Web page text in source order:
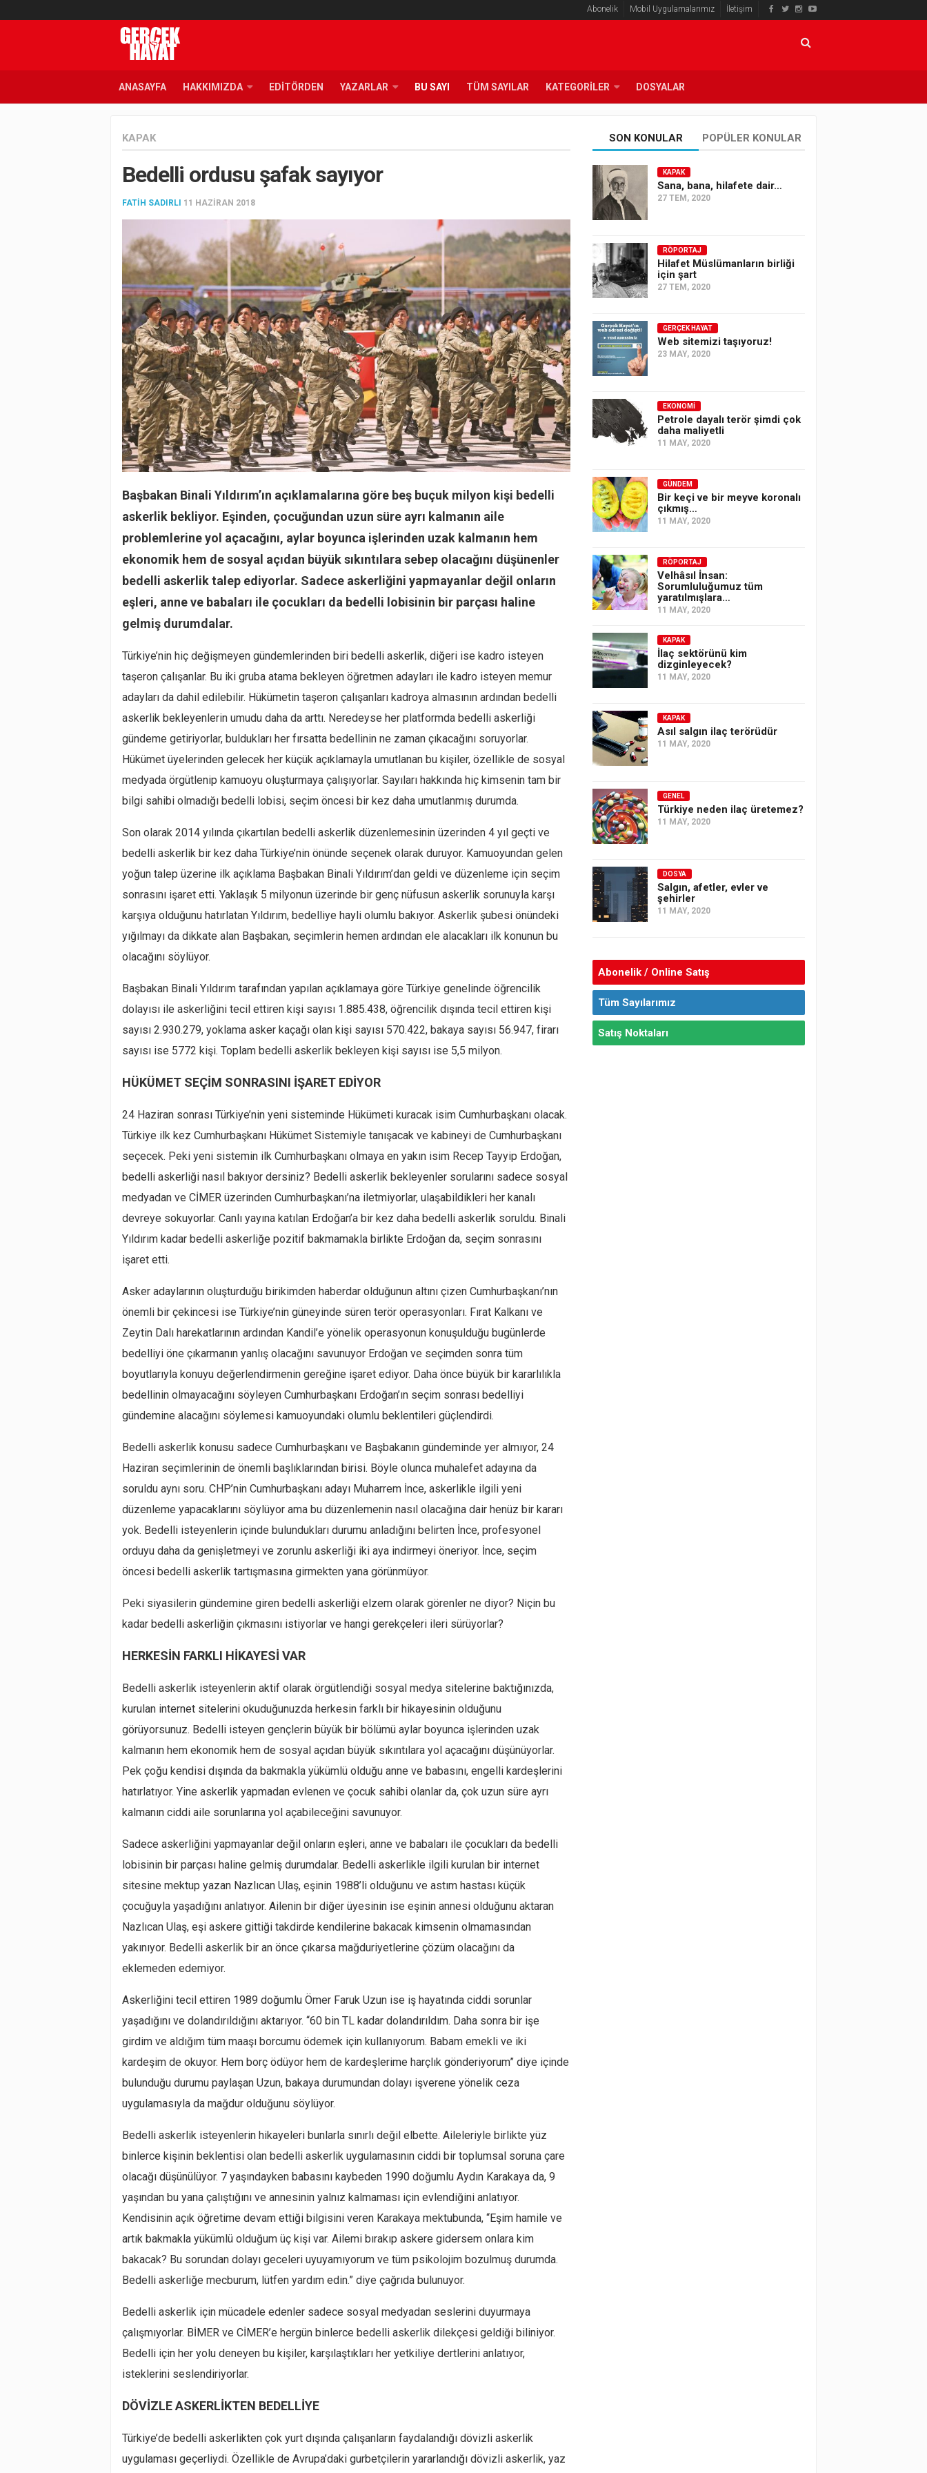
Abonelik Mobil Uygulamalarımız İletişim
ANASAYFA HAKKIMIZDA EDITÖRDEN YAZARLAR BU SAYI TÜM SAYILAR KATEGORILER DOSYALAR
KAPAK
Bedelli ordusu şafak sayıyor
FATIH SADIRLI 11 HAZIRAN 2018
Başbakan Binali Yıldırım’ın açıklamalarına göre beş buçuk milyon kişi bedelli
askerlik bekliyor. Eşinden, çocuğundan uzun süre ayrı kalmanın aile
problemlerine yol açacağını, aylar boyunca işlerinden uzak kalmanın hem
ekonomik hem de sosyal açıdan büyük sıkıntılara sebep olacağını düşünenler
bedelli askerlik talep ediyorlar. Sadece askerliğini yapmayanlar değil onların
eşleri, anne ve babaları ile çocukları da bedelli lobisinin bir parçası haline
gelmiş durumdalar.
Türkiye’nin hiç değişmeyen gündemlerinden biri bedelli askerlik, diğeri ise kadro isteyen
taşeron çalışanlar. Bu iki gruba atama bekleyen öğretmen adayları ile kadro isteyen memur
adayları da dahil edilebilir. Hükümetin taşeron çalışanları kadroya almasının ardından bedelli
askerlik bekleyenlerin umudu daha da arttı. Neredeyse her platformda bedelli askerliği
gündeme getiriyorlar, buldukları her fırsatta bedellinin ne zaman çıkacağını soruyorlar.
Hükümet üyelerinden gelecek her küçük açıklamayla umutlanan bu kişiler, özellikle de sosyal
medyada örgütlenip kamuoyu oluşturmaya çalışıyorlar. Sayıları hakkında hiç kimsenin tam bir
bilgi sahibi olmadığı bedelli lobisi, seçim öncesi bir kez daha umutlanmış durumda.
Son olarak 2014 yılında çıkartılan bedelli askerlik düzenlemesinin üzerinden 4 yıl geçti ve
bedelli askerlik bir kez daha Türkiye’nin önünde seçenek olarak duruyor. Kamuoyundan gelen
yoğun talep üzerine ilk açıklama Başbakan Binali Yıldırım’dan geldi ve düzenleme için seçim
sonrasını işaret etti. Yaklaşık 5 milyonun üzerinde bir genç nüfusun askerlik sorunuyla karşı
karşıya olduğunu hatırlatan Yıldırım, bedelliye hayli olumlu bakıyor. Askerlik şubesi önündeki
yığılmayı da dikkate alan Başbakan, seçimlerin hemen ardından ele alacakları ilk konunun bu
olacağını söylüyor.
Başbakan Binali Yıldırım tarafından yapılan açıklamaya göre Türkiye genelinde öğrencilik
dolayısı ile askerliğini tecil ettiren kişi sayısı 1.885.438, öğrencilik dışında tecil ettiren kişi
sayısı 2.930.279, yoklama asker kaçağı olan kişi sayısı 570.422, bakaya sayısı 56.947, firarı
sayısı ise 5772 kişi. Toplam bedelli askerlik bekleyen kişi sayısı ise 5,5 milyon.
HÜKÜMET SEÇİM SONRASINI İŞARET EDİYOR
24 Haziran sonrası Türkiye’nin yeni sisteminde Hükümeti kuracak isim Cumhurbaşkanı olacak.
Türkiye ilk kez Cumhurbaşkanı Hükümet Sistemiyle tanışacak ve kabineyi de Cumhurbaşkanı
seçecek. Peki yeni sistemin ilk Cumhurbaşkanı olmaya en yakın isim Recep Tayyip Erdoğan,
bedelli askerliği nasıl bakıyor dersiniz? Bedelli askerlik bekleyenler sorularını sadece sosyal
medyadan ve CİMER üzerinden Cumhurbaşkanı’na iletmiyorlar, ulaşabildikleri her kanalı
devreye sokuyorlar. Canlı yayına katılan Erdoğan’a bir kez daha bedelli askerlik soruldu. Binali
Yıldırım kadar bedelli askerliğe pozitif bakmamakla birlikte Erdoğan da, seçim sonrasını
işaret etti.
Asker adaylarının oluşturduğu birikimden haberdar olduğunun altını çizen Cumhurbaşkanı’nın
önemli bir çekincesi ise Türkiye’nin güneyinde süren terör operasyonları. Fırat Kalkanı ve
Zeytin Dalı harekatlarının ardından Kandil’e yönelik operasyonun konuşulduğu bugünlerde
bedelliyi öne çıkarmanın yanlış olacağını savunuyor Erdoğan ve seçimden sonra tüm
boyutlarıyla konuyu değerlendirmenin gereğine işaret ediyor. Daha önce büyük bir kararlılıkla
bedellinin olmayacağını söyleyen Cumhurbaşkanı Erdoğan’ın seçim sonrası bedelliyi
gündemine alacağını söylemesi kamuoyundaki olumlu beklentileri güçlendirdi.
Bedelli askerlik konusu sadece Cumhurbaşkanı ve Başbakanın gündeminde yer almıyor, 24
Haziran seçimlerinin de önemli başlıklarından birisi. Böyle olunca muhalefet adayına da
soruldu aynı soru. CHP’nin Cumhurbaşkanı adayı Muharrem İnce, askerlikle ilgili yeni
düzenleme yapacaklarını söylüyor ama bu düzenlemenin nasıl olacağına dair henüz bir kararı
yok. Bedelli isteyenlerin içinde bulundukları durumu anladığını belirten İnce, profesyonel
orduyu daha da genişletmeyi ve zorunlu askerliği iki aya indirmeyi öneriyor. İnce, seçim
öncesi bedelli askerlik tartışmasına girmekten yana görünmüyor.
Peki siyasilerin gündemine giren bedelli askerliği elzem olarak görenler ne diyor? Niçin bu
kadar bedelli askerliğin çıkmasını istiyorlar ve hangi gerekçeleri ileri sürüyorlar?
HERKESİN FARKLI HİKAYESİ VAR
Bedelli askerlik isteyenlerin aktif olarak örgütlendiği sosyal medya sitelerine baktığınızda,
kurulan internet sitelerini okuduğunuzda herkesin farklı bir hikayesinin olduğunu
görüyorsunuz. Bedelli isteyen gençlerin büyük bir bölümü aylar boyunca işlerinden uzak
kalmanın hem ekonomik hem de sosyal açıdan büyük sıkıntılara yol açacağını düşünüyorlar.
Pek çoğu kendisi dışında da bakmakla yükümlü olduğu anne ve babasını, engelli kardeşlerini
hatırlatıyor. Yine askerlik yapmadan evlenen ve çocuk sahibi olanlar da, çok uzun süre ayrı
kalmanın ciddi aile sorunlarına yol açabileceğini savunuyor.
Sadece askerliğini yapmayanlar değil onların eşleri, anne ve babaları ile çocukları da bedelli
lobisinin bir parçası haline gelmiş durumdalar. Bedelli askerlikle ilgili kurulan bir internet
sitesine mektup yazan Nazlıcan Ulaş, eşinin 1988’li olduğunu ve astım hastası küçük
çocuğuyla yaşadığını anlatıyor. Ailenin bir diğer üyesinin ise eşinin annesi olduğunu aktaran
Nazlıcan Ulaş, eşi askere gittiği takdirde kendilerine bakacak kimsenin olmamasından
yakınıyor. Bedelli askerlik bir an önce çıkarsa mağduriyetlerine çözüm olacağını da
eklemeden edemiyor.
Askerliğini tecil ettiren 1989 doğumlu Ömer Faruk Uzun ise iş hayatında ciddi sorunlar
yaşadığını ve dolandırıldığını aktarıyor. “60 bin TL kadar dolandırıldım. Daha sonra bir işe
girdim ve aldığım tüm maaşı borcumu ödemek için kullanıyorum. Babam emekli ve iki
kardeşim de okuyor. Hem borç ödüyor hem de kardeşlerime harçlık gönderiyorum” diye içinde
bulunduğu durumu paylaşan Uzun, bakaya durumundan dolayı işverene yönelik ceza
uygulamasıyla da mağdur olduğunu söylüyor.
Bedelli askerlik isteyenlerin hikayeleri bunlarla sınırlı değil elbette. Aileleriyle birlikte yüz
binlerce kişinin beklentisi olan bedelli askerlik uygulamasının ciddi bir toplumsal soruna çare
olacağı düşünülüyor. 7 yaşındayken babasını kaybeden 1990 doğumlu Aydın Karakaya da, 9
yaşından bu yana çalıştığını ve annesinin yalnız kalmaması için evlendiğini anlatıyor.
Kendisinin açık öğretime devam ettiği bilgisini veren Karakaya mektubunda, “Eşim hamile ve
artık bakmakla yükümlü olduğum üç kişi var. Ailemi bırakıp askere gidersem onlara kim
bakacak? Bu sorundan dolayı geceleri uyuyamıyorum ve tüm psikolojim bozulmuş durumda.
Bedelli askerliğe mecburum, lütfen yardım edin.” diye çağrıda bulunuyor.
Bedelli askerlik için mücadele edenler sadece sosyal medyadan seslerini duyurmaya
çalışmıyorlar. BİMER ve CİMER’e hergün binlerce bedelli askerlik dilekçesi geldiği biliniyor.
Bedelli için her yolu deneyen bu kişiler, karşılaştıkları her yetkiliye dertlerini anlatıyor,
isteklerini seslendiriyorlar.
DÖVİZLE ASKERLİKTEN BEDELLİYE
Türkiye’de bedelli askerlikten çok yurt dışında çalışanların faydalandığı dövizli askerlik
uygulaması geçerliydi. Özellikle de Avrupa’daki gurbetçilerin yararlandığı dövizli askerlik, yaz
SON KONULAR POPÜLER KONULAR
KAPAK
Sana, bana, hilafete dair…
27 TEM, 2020
RÖPORTAJ
Hilafet Müslümanların birliği
için şart
27 TEM, 2020
GERÇEK HAYAT
Web sitemizi taşıyoruz!
23 MAY, 2020
EKONOMI
Petrole dayalı terör şimdi çok
daha maliyetli
11 MAY, 2020
GÜNDEM
Bir keçi ve bir meyve koronalı
çıkmış…
11 MAY, 2020
RÖPORTAJ
Velhâsıl İnsan:
Sorumluluğumuz tüm
yaratılmışlara…
11 MAY, 2020
KAPAK
İlaç sektörünü kim
dizginleyecek?
11 MAY, 2020
KAPAK
Asıl salgın ilaç terörüdür
11 MAY, 2020
GENEL
Türkiye neden ilaç üretemez?
11 MAY, 2020
DOSYA
Salgın, afetler, evler ve
şehirler
11 MAY, 2020
Abonelik / Online Satış
Tüm Sayılarımız
Satış Noktaları